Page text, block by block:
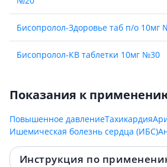
Бисопролол-Здоровье таб п/о 10мг
Бисопролол-КВ таблетки 10мг №30
№30
Бисопролол Сандоз таблетки п/о
(10х3)
Бисопролол Сандоз таб п/о 5мг №30
Показания к
Повышенное давлениеТахикардия
Ишемическая болезнь сердца (ИБС)
Инструкция по